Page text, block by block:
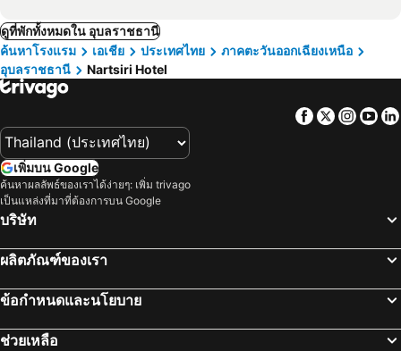
ดูที่พักทั้งหมดใน อุบลราชธานี
ค้นหาโรงแรม
เอเชีย ประเทศไทย
ภาคตะวันออกเฉียงเหนือ
อุบลราชธานี
Nartsiri Hotel
Facebook
Twitter
เพิ่มบน Google
ค้นหาผลลัพธ์ของเราได้ง่ายๆ: เพิ่ม trivago
เป็นแหล่งที่มาที่ต้องการบน Google
บริษัท
ผลิตภัณฑ์ของเรา
ข้อกำหนดและนโยบาย
ช่วยเหลือ